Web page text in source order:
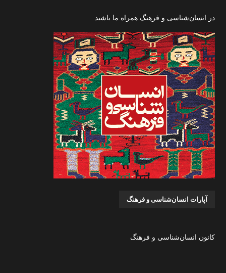
در انسان‌شناسی و فرهنگ همراه ما باشید
آپارات انسان‌شناسی و فرهنگ
کانون انسان‌شناسی و فرهنگ